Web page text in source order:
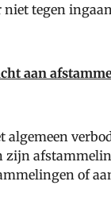
niet tegen
aan
algemeen
zijn
of